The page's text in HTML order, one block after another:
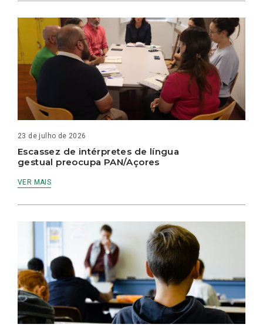
23 de julho de 2026
Escassez de intérpretes de língua
gestual preocupa PAN/Açores
VER MAIS